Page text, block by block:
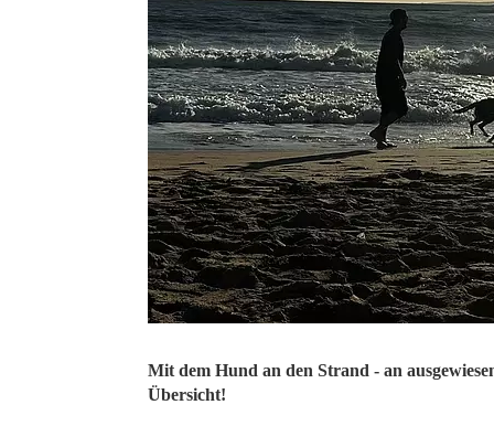
Mit dem Hund an den Strand - an
Übersicht!